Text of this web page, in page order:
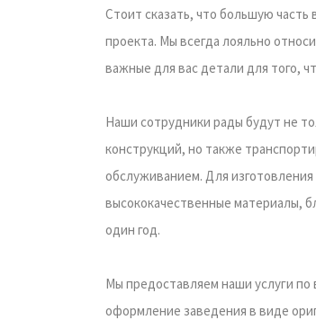
Стоит сказать, что большую
проекта. Мы всегда лояльно
важные для вас детали для того,
Наши сотрудники рады будут не
конструкций, но также
обслуживанием. Для
высококачественные материалы,
один год.
Мы предоставляем наши услуги
оформление заведения в виде